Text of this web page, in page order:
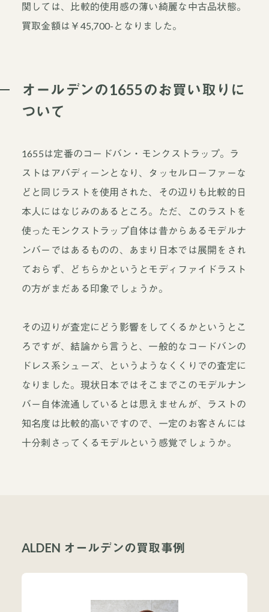
関しては、比較的使用感の薄い綺麗な中古品状態。
買取金額は￥45,700-となりました。
オールデンの1655のお買い取りに
ついて
1655は定番のコードバン・モンクストラップ。ラ
ストはアバディーンとなり、タッセルローファーな
どと同じラストを使用された、その辺りも比較的日
本人にはなじみのあるところ。ただ、このラストを
使ったモンクストラップ自体は昔からあるモデルナ
ンバーではあるものの、あまり日本では展開をされ
ておらず、どちらかというとモディファイドラスト
の方がまだある印象でしょうか。
その辺りが査定にどう影響をしてくるかというとこ
ろですが、結論から言うと、一般的なコードバンの
ドレス系シューズ、というようなくくりでの査定に
なりました。現状日本ではそこまでこのモデルナン
バー自体流通しているとは思えませんが、ラストの
知名度は比較的高いですので、一定のお客さんには
十分刺さってくるモデルという感覚でしょうか。
ALDEN オールデンの買取事例